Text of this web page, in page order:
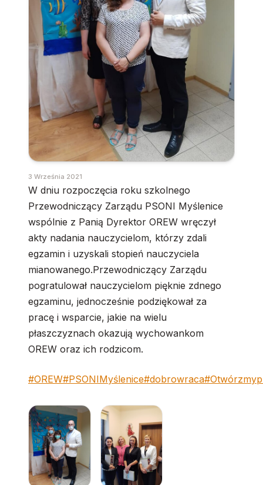
3 Września 2021
W dniu rozpoczęcia roku szkolnego
Przewodniczący Zarządu PSONI Myślenice
wspólnie z Panią Dyrektor OREW wręczył
akty nadania nauczycielom, którzy zdali
egzamin i uzyskali stopień nauczyciela
mianowanego.Przewodniczący Zarządu
pogratulował nauczycielom pięknie zdnego
egzaminu, jednocześnie podziękował za
pracę i wsparcie, jakie na wielu
płaszczyznach okazują wychowankom
OREW oraz ich rodzicom.
#OREW#PSONIMyślenice#dobrowraca